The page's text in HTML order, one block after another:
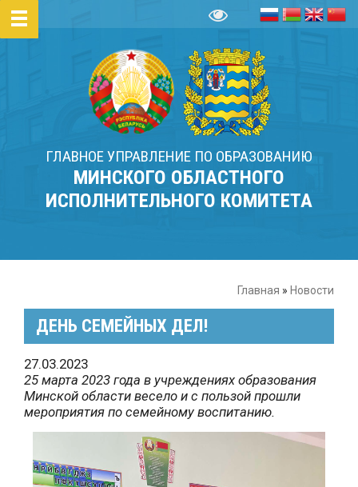
ГЛАВНОЕ УПРАВЛЕНИЕ ПО ОБРАЗОВАНИЮ
МИНСКОГО ОБЛАСТНОГО
ИСПОЛНИТЕЛЬНОГО КОМИТЕТА
Главная » Новости
ДЕНЬ СЕМЕЙНЫХ ДЕЛ!
27.03.2023
25 марта 2023 года в учреждениях образования
Минской области весело и с пользой прошли
мероприятия по семейному воспитанию.